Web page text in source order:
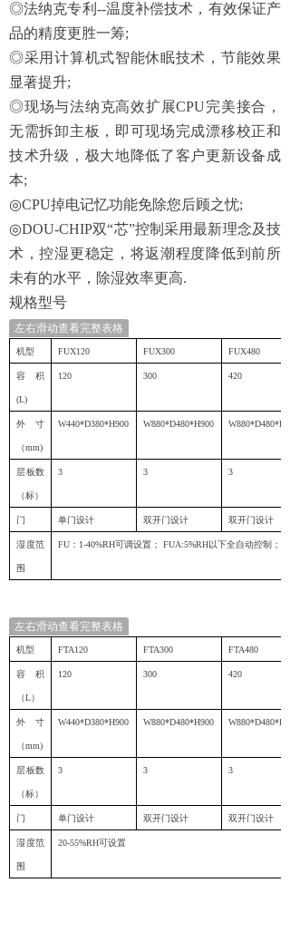
◎法纳克专利 --温度补偿技术，有效保证产
品的精度更胜一筹;
◎采用计算机式智能休眠技术，节能效果
显著提升;
◎现场与法纳克高效扩展CPU完美接合，
无需拆卸主板，即可现场完成漂移校正和
技术升级，极大地降低了客户更新设备成
本;
◎CPU掉电记忆功能免除您后顾之忧;
◎DOU-CHIP双“芯”控制采用最新理念及技
术，控湿更稳定，将返潮程度降低到前所
未有的水平，除湿效率更高.
规格型号
左右滑动查看完整表格
机型 FUX120 FUX300 FUX480
容积
(L)
120 300 420
外寸
（mm)
W440*D380*H900 W880*D480*H900
层板数
（标）
3 3 3
门 单门设计 双开门设计 双开门设计
湿度范
围
FU ： 1-40%RH可调设置；FUA:5%RH以下全自动控制；
左右滑动查看完整表格
机型 FTA120 FTA300 FTA480
容积
（L）
120 300 420
外寸
（mm)
W440*D380*H900 W880*D480*H900
层板数
（标）
3 3 3
门 单门设计 双开门设计 双开门设计
湿度范
围
20-55%RH可设置